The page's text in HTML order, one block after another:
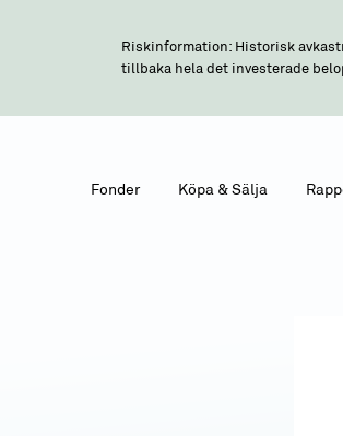
Riskinformation: Historisk
tillbaka hela det investerade
Fonder Köpa & Sälja